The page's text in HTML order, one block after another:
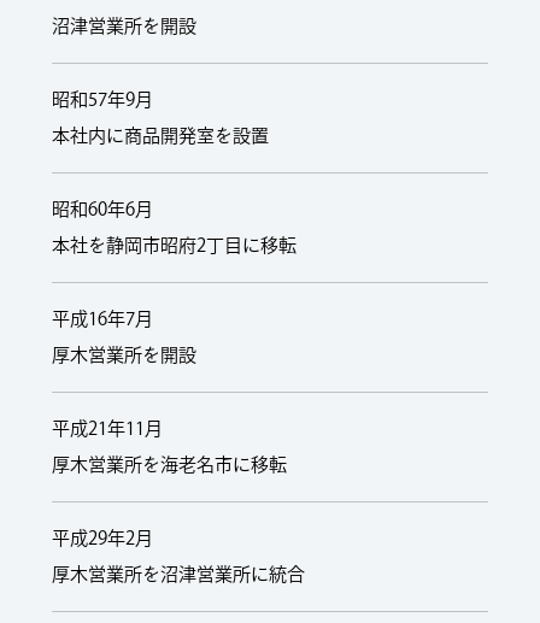
沼津営業所を開設
昭和57年9月
本社内に商品開発室を設置
昭和60年6月
本社を静岡市昭府2丁目に移転
平成16年7月
厚木営業所を開設
平成21年11月
厚木営業所を海老名市に移転
平成29年2月
厚木営業所を沼津営業所に統合